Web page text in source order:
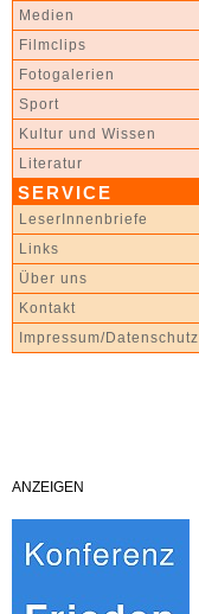
Medien
Filmclips
Fotogalerien
Sport
Kultur und Wissen
Literatur
SERVICE
LeserInnenbriefe
Links
Über uns
Kontakt
Impressum/Datenschutz
ANZEIGEN